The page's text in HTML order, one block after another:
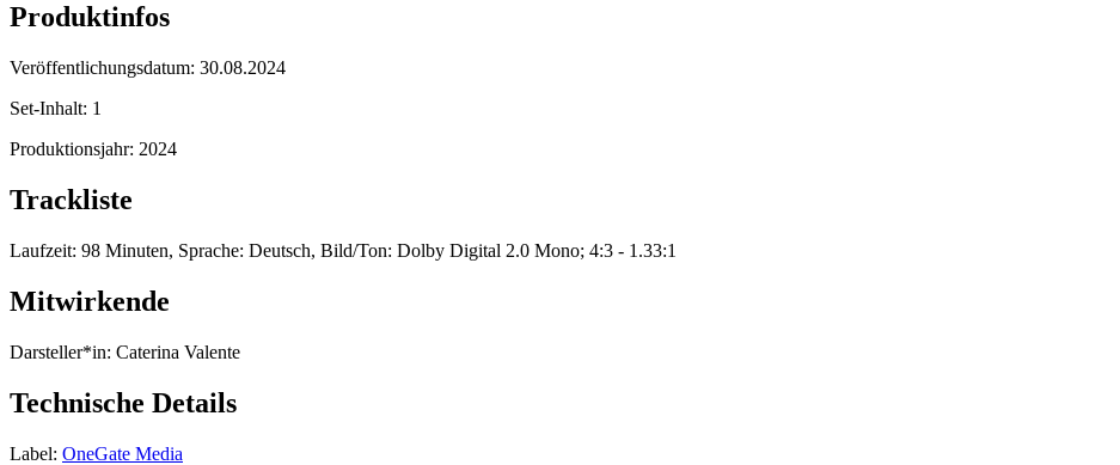
Produktinfos
Veröffentlichungsdatum: 30.08.2024
Set-Inhalt: 1
Produktionsjahr: 2024
Trackliste
Laufzeit: 98 Minuten, Sprache: Deutsch, Bild/Ton: Dolby Digital 2.0 Mono; 4:3 - 1.33:1
Mitwirkende
Darsteller*in: Caterina Valente
Technische Details
Label: OneGate Media